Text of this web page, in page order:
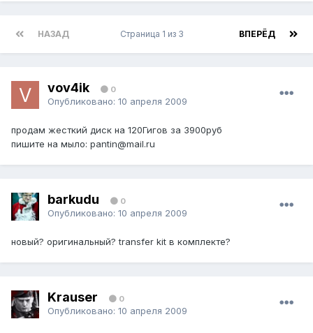
НАЗАД ВПЕРЁД
Страница 1 из 3
vov4ik 0
Опубликовано: 10 апреля 2009
продам жесткий диск на 120Гигов за 3900руб
пишите на мыло: pantin@mail.ru
barkudu 0
Опубликовано: 10 апреля 2009
новый? оригинальный? transfer kit в комплекте?
Krauser 0
Опубликовано: 10 апреля 2009